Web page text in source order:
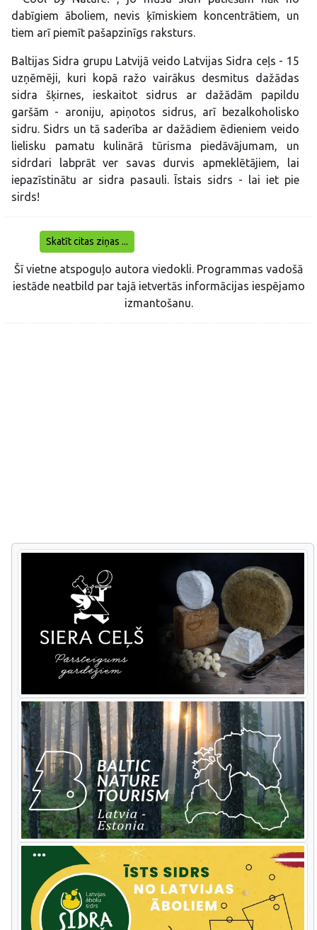
dabīgiem āboliem, nevis ķīmiskiem koncentrātiem, un
tiem arī piemīt pašapzinīgs raksturs.
Baltijas Sidra grupu Latvijā veido Latvijas Sidra ceļs - 15
uzņēmēji, kuri kopā ražo vairākus desmitus dažādas
sidra šķirnes, ieskaitot sidrus ar dažādām papildu
garšām - aroniju, apiņotos sidrus, arī bezalkoholisko
sidru. Sidrs un tā saderība ar dažādiem ēdieniem veido
lielisku pamatu kulinārā tūrisma piedāvājumam, un
sidrdari labprāt ver savas durvis apmeklētājiem, lai
iepazīstinātu ar sidra pasauli. Īstais sidrs - lai iet pie
sirds!
Skatīt citas ziņas ...
Šī vietne atspoguļo autora viedokli. Programmas vadošā
iestāde neatbild par tajā ietvertās informācijas iespējamo
izmantošanu.